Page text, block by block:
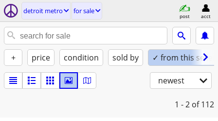
detroit metro for sale
post acct
+ price condition sold by ✓ from this seller
newest
1 - 2 of 112